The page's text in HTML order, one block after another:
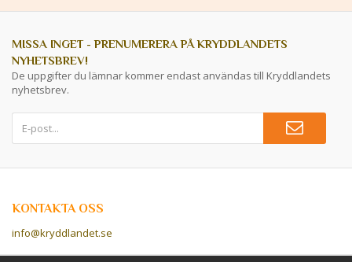
MISSA INGET - PRENUMERERA PÅ KRYDDLANDETS
NYHETSBREV!
De uppgifter du lämnar kommer endast användas till Kryddlandets
nyhetsbrev.
KONTAKTA OSS
info@kryddlandet.se